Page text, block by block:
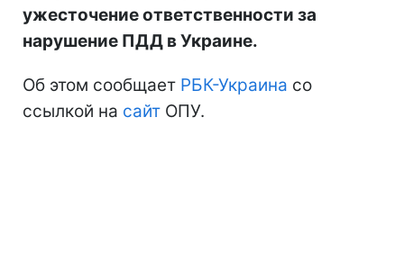
ужесточение ответственности за
нарушение ПДД в Украине.
Об этом сообщает РБК-Украина со
ссылкой на сайт ОПУ.